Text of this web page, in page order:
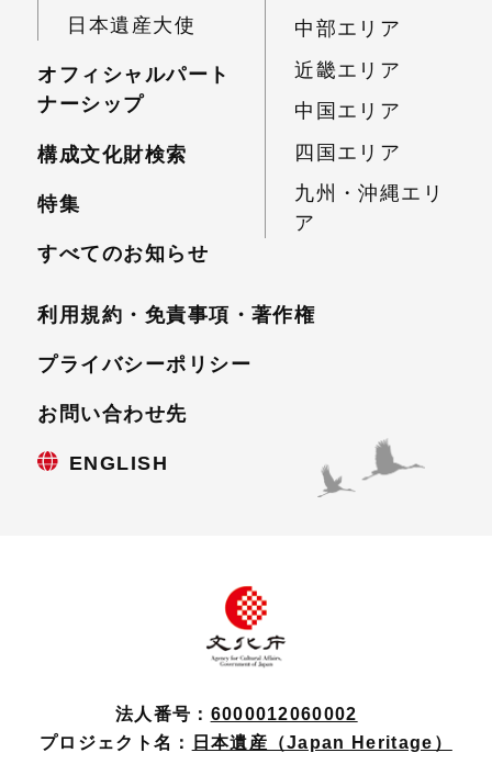
日本遺産大使
オフィシャルパート
ナーシップ
構成文化財検索
特集
すべてのお知らせ
中部エリア
近畿エリア
中国エリア
四国エリア
九州・沖縄エリ
ア
利用規約・免責事項・著作権
プライバシーポリシー
お問い合わせ先
ENGLISH
法人番号： 6000012060002
プロジェクト名：
日本遺産（Japan Heritage）